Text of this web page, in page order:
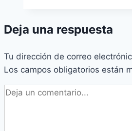
Deja una respuesta
Tu dirección de correo
Los campos obligatorios están